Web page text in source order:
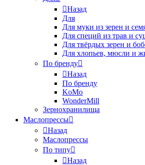
Назад
Для
Для муки из зерен и
Для специй из трав и
Для твёрдых зерен и
Для хлопьев, мюсли и
По бренду
Назад
По бренду
KoMo
WonderMill
Зернохранилища
Маслопрессы
Назад
Маслопрессы
По типу
Назад